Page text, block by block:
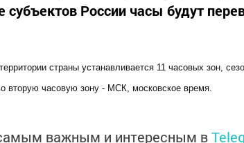
субъектов России часы будут
страны устанавливается 11 часовых зон,
вторую часовую зону - МСК, московское время.
важным и интересным в